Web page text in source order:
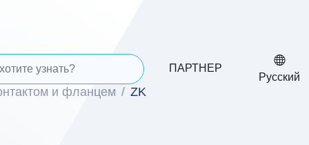
ПАРТНЕР
Русский
и фланцем ZK